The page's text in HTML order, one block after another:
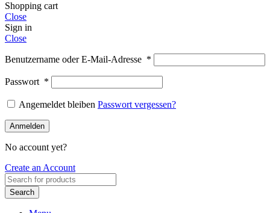
Shopping cart
Close
Sign in
Close
Benutzername oder E-Mail-Adresse *
Passwort *
Angemeldet bleiben Passwort vergessen?
Anmelden
No account yet?
Create an Account
Search